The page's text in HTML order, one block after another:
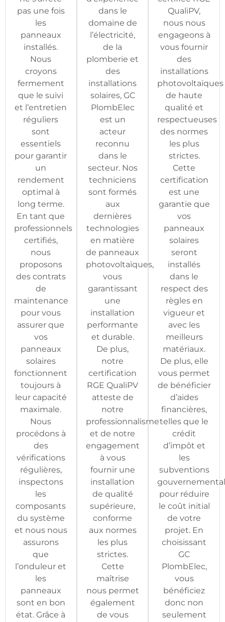
pas une fois
les
panneaux
installés.
Nous
croyons
fermement
que le suivi
et l’entretien
réguliers
sont
essentiels
pour garantir
un
rendement
optimal à
long terme.
En tant que
professionnels
certifiés,
nous
proposons
des contrats
de
maintenance
pour vous
assurer que
vos
panneaux
solaires
fonctionnent
toujours à
leur capacité
maximale.
Nous
procédons à
des
vérifications
régulières,
inspectons
les
composants
du système
et nous nous
assurons
que
l’onduleur et
les
panneaux
sont en bon
état. Grâce à
dans le
domaine de
l’électricité,
de la
plomberie et
des
installations
solaires, GC
PlombElec
est un
acteur
reconnu
dans le
secteur. Nos
techniciens
sont formés
aux
dernières
technologies
en matière
de panneaux
photovoltaïques,
vous
garantissant
une
installation
performante
et durable.
De plus,
notre
certification
RGE QualiPV
atteste de
notre
professionnalisme
et de notre
engagement
à vous
fournir une
installation
de qualité
supérieure,
conforme
aux normes
les plus
strictes.
Cette
maîtrise
nous permet
également
de vous
QualiPV,
nous nous
engageons à
vous fournir
des
installations
photovoltaïques
de haute
qualité et
respectueuses
des normes
les plus
strictes.
Cette
certification
est une
garantie que
vos
panneaux
solaires
seront
installés
dans le
respect des
règles en
vigueur et
avec les
meilleurs
matériaux.
De plus, elle
vous permet
de bénéficier
d’aides
financières,
telles que le
crédit
d’impôt et
les
subventions
pour réduire
le coût initial
de votre
projet. En
choisissant
GC
PlombElec,
vous
bénéficiez
donc non
seulement